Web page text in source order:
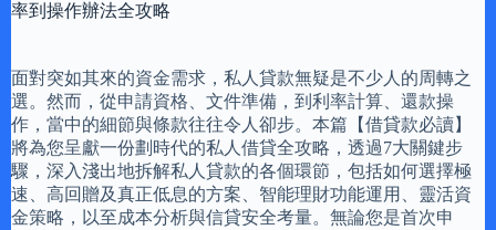
率到操作辦法全攻略
面對突如其來的資金需求，私人貸款無疑是不少人的周轉之
選。然而，從申請資格、文件準備，到利率計算、還款操
作，當中的細節與條款往往令人卻步。本篇【借貸款必讀】
將為您呈獻一份劃時代的私人借貸全攻略，透過7大關鍵步
驟，深入淺出地拆解私人貸款的各個環節，包括如何選擇極
速、高回贈及真正低息的方案、智能理財功能運用、靈活資
金策略，以至成本分析與信貸安全考量。無論您是首次申